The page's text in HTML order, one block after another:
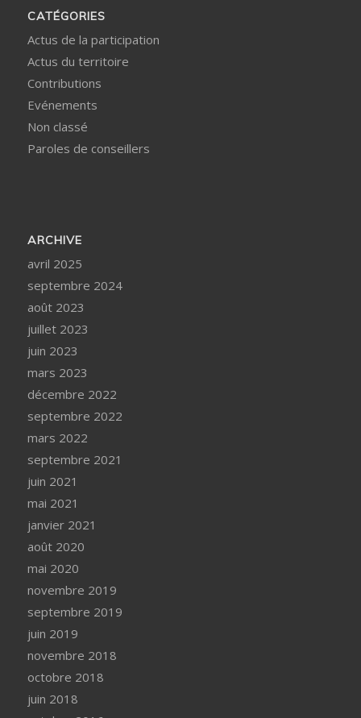
CATÉGORIES
Actus de la participation
Actus du territoire
Contributions
Evénements
Non classé
Paroles de conseillers
ARCHIVE
avril 2025
septembre 2024
août 2023
juillet 2023
juin 2023
mars 2023
décembre 2022
septembre 2022
mars 2022
septembre 2021
juin 2021
mai 2021
janvier 2021
août 2020
mai 2020
novembre 2019
septembre 2019
juin 2019
novembre 2018
octobre 2018
juin 2018